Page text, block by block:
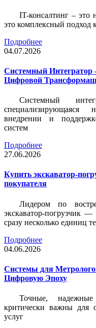
IT-консалтинг – это
это комплексный подход
Подробнее
04.07.2026
Системный Интегратор
Цифровой
Системный
специализирующаяся
внедрении и
систем
Подробнее
27.06.2026
Купить экскаватор-
покупателя
Лидером по
экскаватор-погрузчик
сразу несколько единиц
Подробнее
04.06.2026
Системы для
Цифровую Эпоху
Точные,
критически важны для
услуг